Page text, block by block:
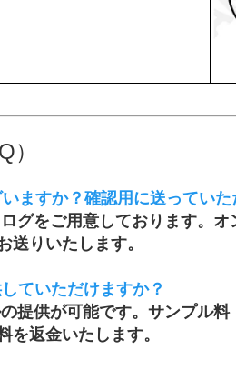
ますか？確認用に送っていた
グをご用意しております。
送りいたします。
ていただけますか？
提供が可能です。サンプル
を返金いたします。